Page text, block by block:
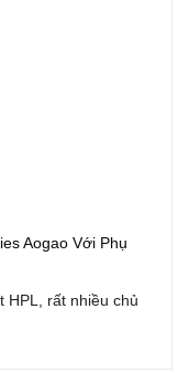
Aogao Với Phụ
HPL, rất nhiều chủ